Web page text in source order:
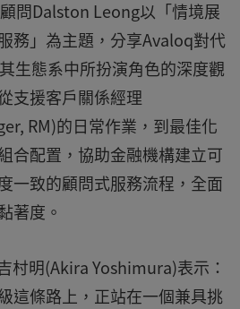
問Dalston Leong以「情境展
務」為主題，分享Avaloq對代
生態系中所扮演角色的深度觀
支援客戶關係經理
RM)的日常作業，到最佳化
合配置，協助金融機構建立可
一致的顧問式服務流程，全面
著度。
村明(Akira Yoshimura)表示：
這條路上，正站在一個兼具挑